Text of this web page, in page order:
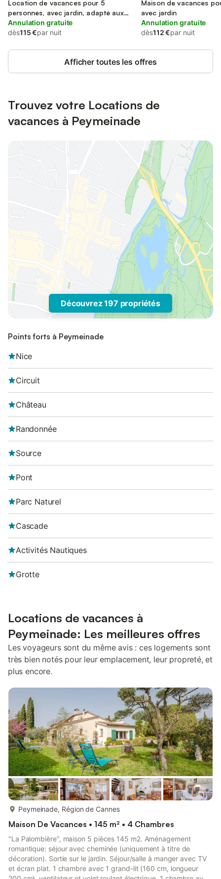
Location de vacances pour 5
personnes, avec jardin, adapté aux
familles
Annulation gratuite
dès115 €par nuit
Maison de vacances
avec jardin
Annulation gratuite
dès112 €par nuit
Afficher toutes les offres
Trouvez votre Locations de
vacances à Peymeinade
Découvrez 197 propriétés
Points forts à Peymeinade
Nice
Circuit
Château
Randonnée
Source
Pont
Parc Naturel
Cascade
Activités Nautiques
Grotte
Locations de vacances à
Peymeinade: Les meilleures offres
Les voyageurs sont du même avis : ces logements sont
très bien notés pour leur emplacement, leur propreté, et
plus encore.
Peymeinade, Région de Cannes
Maison De Vacances • 145 m² • 4 Chambres
"La Palombière", maison 5 pièces 145 m2. Aménagement
romantique: séjour avec cheminée (uniquement à titre de
décoration). Sortie sur le jardin. Séjour/salle à manger avec TV
et écran plat. 1 chambre avec 1 grand-lit (160 cm, longueur